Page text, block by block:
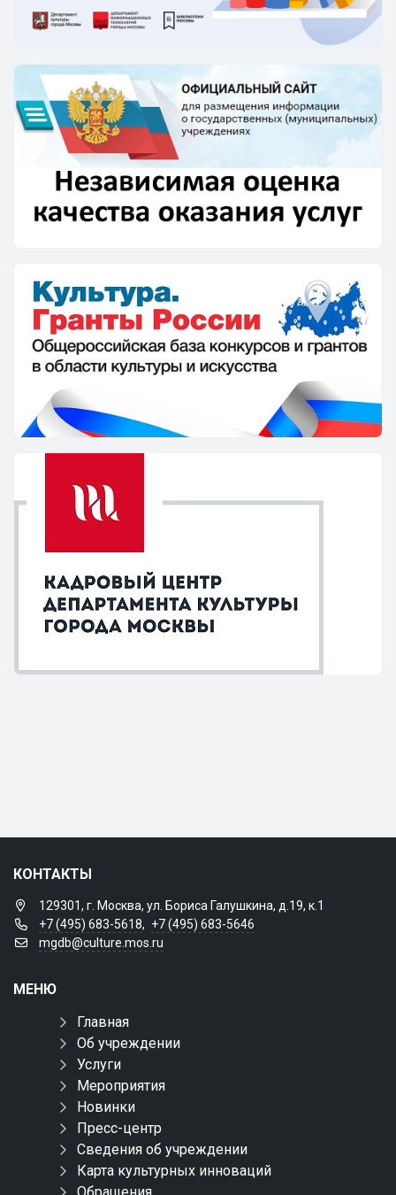
КОНТАКТЫ
129301, г. Москва, ул. Бориса Галушкина, д.19, к.1
+7 (495) 683-5618, +7 (495) 683-5646
mgdb@culture.mos.ru
МЕНЮ
Главная
Об учреждении
Услуги
Мероприятия
Новинки
Пресс-центр
Сведения об учреждении
Карта культурных инноваций